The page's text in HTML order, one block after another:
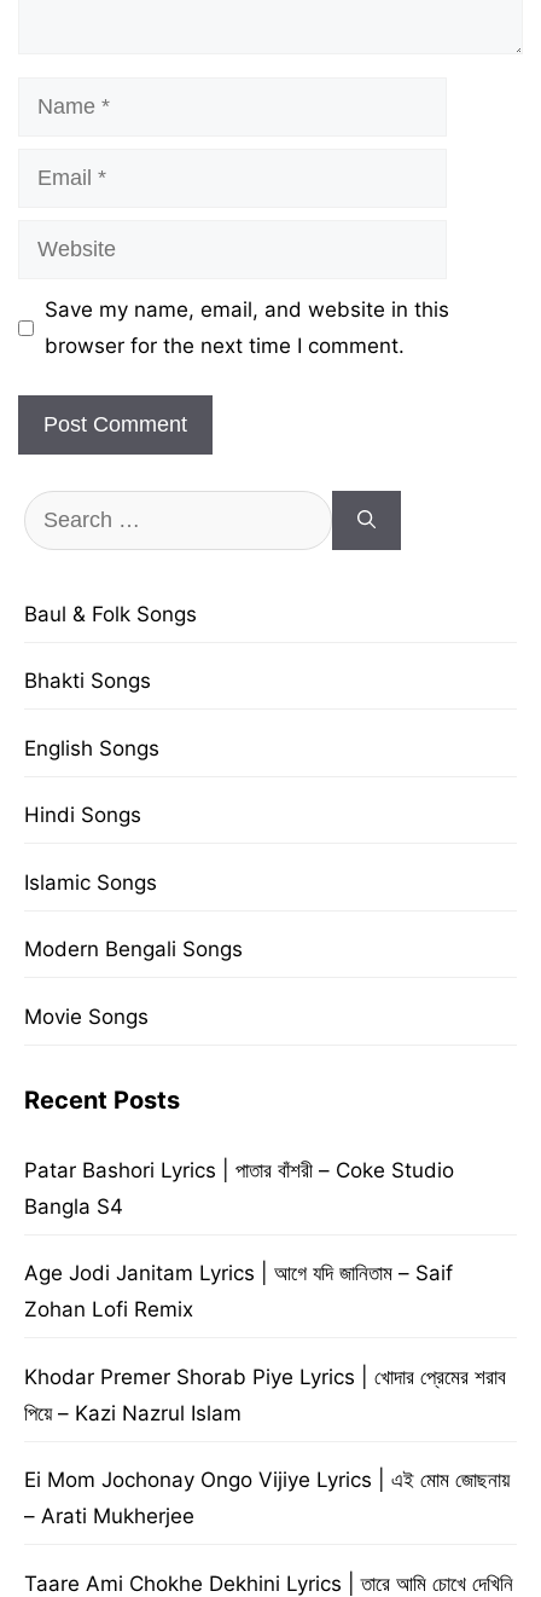
Name
Email
Website
Save my name, email, and website in this
browser for the next time I comment.
Search
for:
Baul & Folk Songs
Bhakti Songs
English Songs
Hindi Songs
Islamic Songs
Modern Bengali Songs
Movie Songs
Recent Posts
Patar Bashori Lyrics | পাতার বাঁশরী – Coke Studio
Bangla S4
Age Jodi Janitam Lyrics | আগে যদি জানিতাম – Saif
Zohan Lofi Remix
Khodar Premer Shorab Piye Lyrics | খোদার প্রেমের শরাব
পিয়ে – Kazi Nazrul Islam
Ei Mom Jochonay Ongo Vijiye Lyrics | এই মোম জোছনায়
– Arati Mukherjee
Taare Ami Chokhe Dekhini Lyrics | তারে আমি চোখে দেখিনি